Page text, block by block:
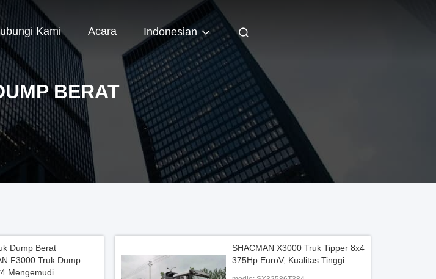
Kami Acara Indonesian
BERAT
Dump Berat
F3000 Truk Dump
Mengemudi
SHACMAN X3000 Truk Tipper 8x4
375Hp EuroV, Kualitas Tinggi